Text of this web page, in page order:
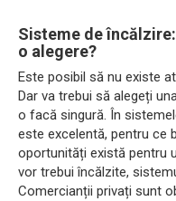
Sisteme de
o alegere?
Este posibil să nu existe
Dar va trebui să alegeți
o facă singură. În
este excelentă, pentru ce
oportunități există pentru
vor trebui încălzite,
Comercianții privați sunt